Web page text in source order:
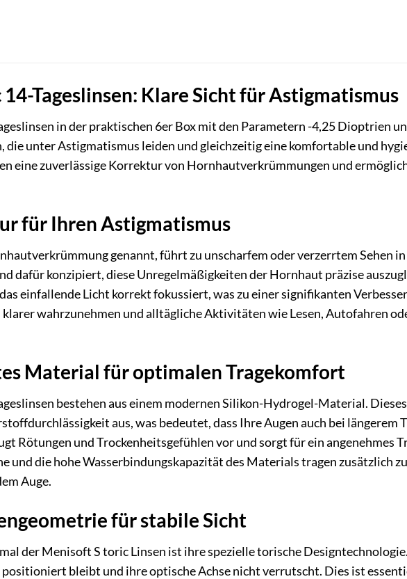
Tageslinsen: Klare Sicht für Astigmatismus
in der praktischen 6er Box mit den Parametern -4,25 Dioptrien
die unter Astigmatismus leiden und gleichzeitig eine komfortable und
eine zuverlässige Korrektur von Hornhautverkrümmungen und
für Ihren Astigmatismus
genannt, führt zu unscharfem oder verzerrtem Sehen
dafür konzipiert, diese Unregelmäßigkeiten der Hornhaut präzise
einfallende Licht korrekt fokussiert, was zu einer signifikanten
wahrzunehmen und alltägliche Aktivitäten wie Lesen, Autofahren
Material für optimalen Tragekomfort
bestehen aus einem modernen Silikon-Hydrogel-Material.
aus, was bedeutet, dass Ihre Augen auch bei
Rötungen und Trockenheitsgefühlen vor und sorgt für ein angenehmes
und die hohe Wasserbindungskapazität des Materials tragen zusätzlich
Auge.
für stabile Sicht
der Menisoft S toric Linsen ist ihre spezielle torische
positioniert bleibt und ihre optische Achse nicht verrutscht. Dies ist